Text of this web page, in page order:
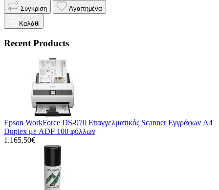
Σύγκριση Αγαπημένα
Καλάθι
Recent Products
Epson WorkForce DS-970 Επαγγελματικός Scanner Εγγράφων A4
Duplex με ADF 100 φύλλων
1.165,50€